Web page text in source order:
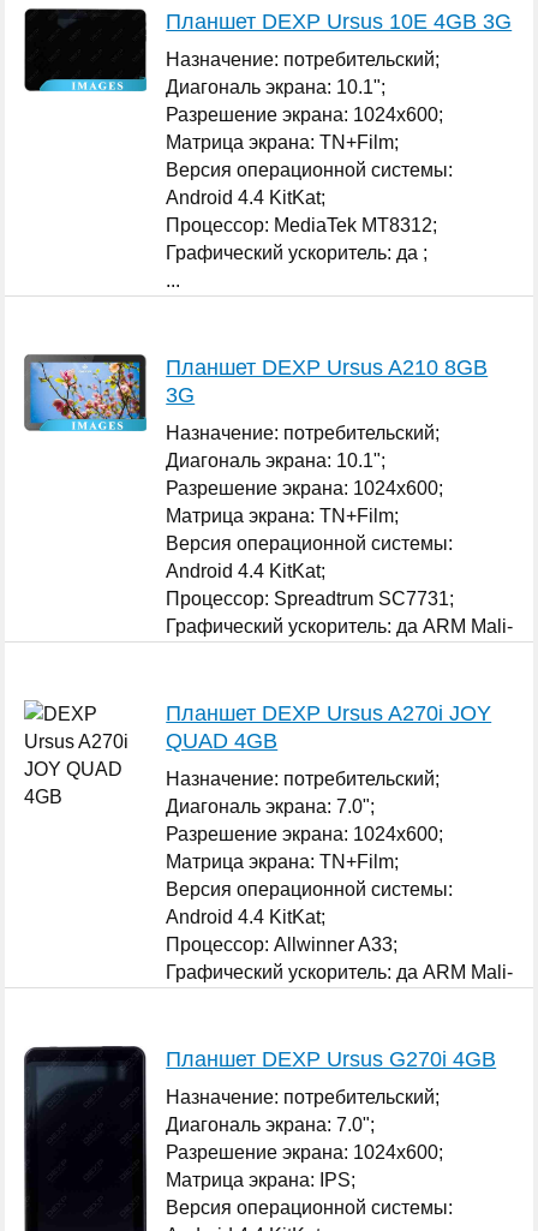
Планшет DEXP Ursus 10E 4GB 3G
Назначение: потребительский;
Диагональ экрана: 10.1";
Разрешение экрана: 1024x600;
Матрица экрана: TN+Film;
Версия операционной системы:
Android 4.4 KitKat;
Процессор: MediaTek MT8312;
Графический ускоритель: да ;
...
Планшет DEXP Ursus A210 8GB
3G
Назначение: потребительский;
Диагональ экрана: 10.1";
Разрешение экрана: 1024x600;
Матрица экрана: TN+Film;
Версия операционной системы:
Android 4.4 KitKat;
Процессор: Spreadtrum SC7731;
Графический ускоритель: да ARM Mali-
Планшет DEXP Ursus A270i JOY
QUAD 4GB
Назначение: потребительский;
Диагональ экрана: 7.0";
Разрешение экрана: 1024x600;
Матрица экрана: TN+Film;
Версия операционной системы:
Android 4.4 KitKat;
Процессор: Allwinner A33;
Графический ускоритель: да ARM Mali-
Планшет DEXP Ursus G270i 4GB
Назначение: потребительский;
Диагональ экрана: 7.0";
Разрешение экрана: 1024x600;
Матрица экрана: IPS;
Версия операционной системы: